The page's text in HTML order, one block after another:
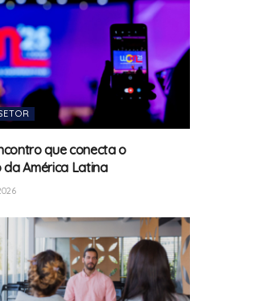
que conecta o
América Latina